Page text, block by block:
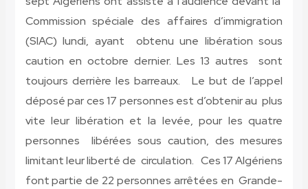
Commission spéciale des affaires d’immigration
(SIAC) lundi, ayant obtenu une libération sous
caution en octobre dernier. Les 13 autres sont
toujours derrière les barreaux. Le but de l’appel
déposé par ces 17 personnes est d’obtenir au plus
vite leur libération et la levée, pour les quatre
personnes libérées sous caution, des mesures
limitant leur liberté de circulation. Ces 17 Algériens
font partie de 22 personnes arrêtées en Grande-